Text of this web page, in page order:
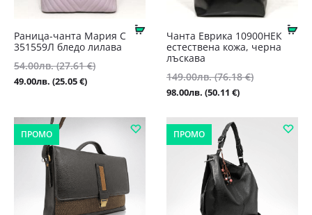
Купи
Раница-чанта Мария С
351559Л бледо лилава
54.00лв. (27.61 €)Original
€).
49.00лв. (25.05 €)Текущата
(25.05
€).
Чанта Еврика 10900НЕК
естествена кожа, черна
лъскава
149.00лв. (76.18 €)Original
149.00лв.
98.00лв. (50.11 €)Текущата
98.00лв.
(50.11
€).
ПРОМО ПРОМО